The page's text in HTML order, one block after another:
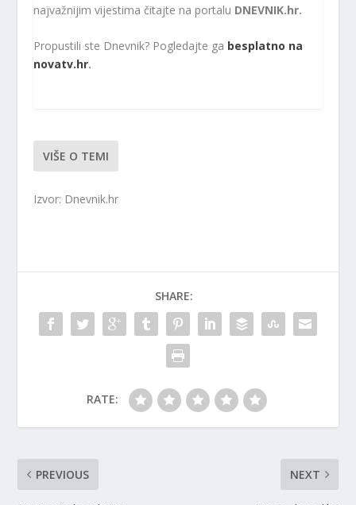
najvažnijim vijestima čitajte na portalu DNEVNIK.hr.
Propustili ste Dnevnik? Pogledajte ga besplatno na
novatv.hr.
VIŠE O TEMI
Izvor: Dnevnik.hr
SHARE:
RATE:
PREVIOUS NEXT